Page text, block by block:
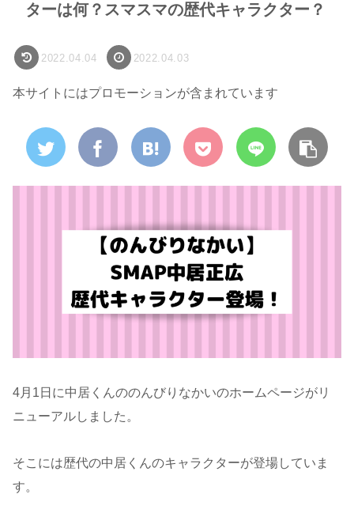
ターは何？スマスマの歴代キャラクター？
2022.04.04 2022.04.03
本サイトにはプロモーションが含まれています
4月1日に中居くんののんびりなかいのホームページがリ
ニューアルしました。
そこには歴代の中居くんのキャラクターが登場していま
す。